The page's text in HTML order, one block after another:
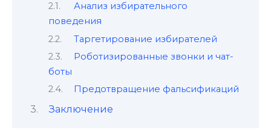
Анализ избирательного
поведения
Таргетирование избирателей
Роботизированные звонки и чат-
боты
Предотвращение фальсификаций
Заключение